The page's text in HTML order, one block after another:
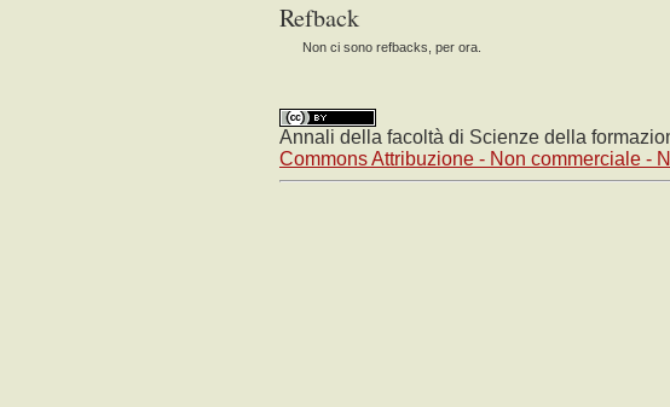
Refback
Non ci sono refbacks, per ora.
Annali della facoltà di Scienze della
Commons Attribuzione - Non commerciale -